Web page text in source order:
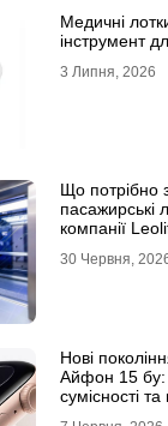
Медичні
інструмент
3 Липня, 2026
Що потрібно
пасажирські
компанії
30 Червня,
Нові
Айфон 15 бу:
сумісності